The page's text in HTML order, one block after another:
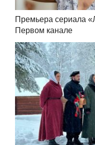
Премьера сериала
Первом канале